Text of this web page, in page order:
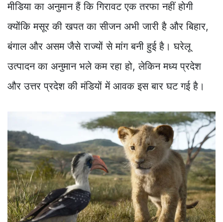
मीडिया का अनुमान हैं कि गिरावट एक तरफा नहीं होगी
क्योंकि मसूर की खपत का सीजन अभी जारी है और बिहार,
बंगाल और असम जैसे राज्यों से मांग बनी हुई है। घरेलू
उत्पादन का अनुमान भले कम रहा हो, लेकिन मध्य प्रदेश
और उत्तर प्रदेश की मंडियों में आवक इस बार घट गई है।